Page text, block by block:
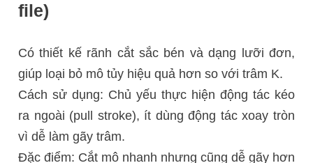
file)
Có thiết kế rãnh cắt sắc bén và dạng lưỡi đơn,
giúp loại bỏ mô tủy hiệu quả hơn so với trâm K.
Cách sử dụng: Chủ yếu thực hiện động tác kéo
ra ngoài (pull stroke), ít dùng động tác xoay tròn
vì dễ làm gãy trâm.
Đặc điểm: Cắt mô nhanh nhưng cũng dễ gãy hơn